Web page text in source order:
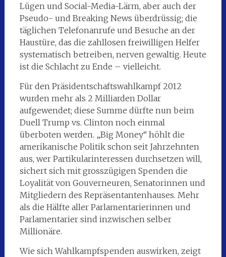
Lügen und Social-Media-Lärm, aber auch der
Pseudo- und Breaking News überdrüssig; die
täglichen Telefonanrufe und Besuche an der
Haustüre, das die zahllosen freiwilligen Helfer
systematisch betreiben, nerven gewaltig. Heute
ist die Schlacht zu Ende – vielleicht.
Für den Präsidentschaftswahlkampf 2012
wurden mehr als 2 Milliarden Dollar
aufgewendet; diese Summe dürfte nun beim
Duell Trump vs. Clinton noch einmal
überboten werden. „Big Money“ höhlt die
amerikanische Politik schon seit Jahrzehnten
aus, wer Partikularinteressen durchsetzen will,
sichert sich mit grosszügigen Spenden die
Loyalität von Gouverneuren, Senatorinnen und
Mitgliedern des Repräsentantenhauses. Mehr
als die Hälfte aller Parlamentarierinnen und
Parlamentarier sind inzwischen selber
Millionäre.
Wie sich Wahlkampfspenden auswirken, zeigt